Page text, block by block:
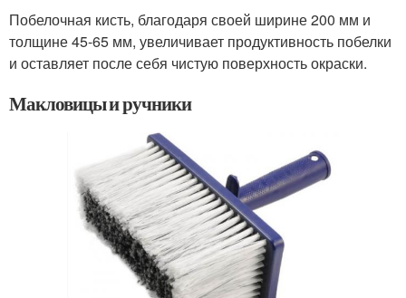
Побелочная кисть, благодаря своей ширине 200 мм и
толщине 45-65 мм, увеличивает продуктивность побелки
и оставляет после себя чистую поверхность окраски.
Макловицы и ручники